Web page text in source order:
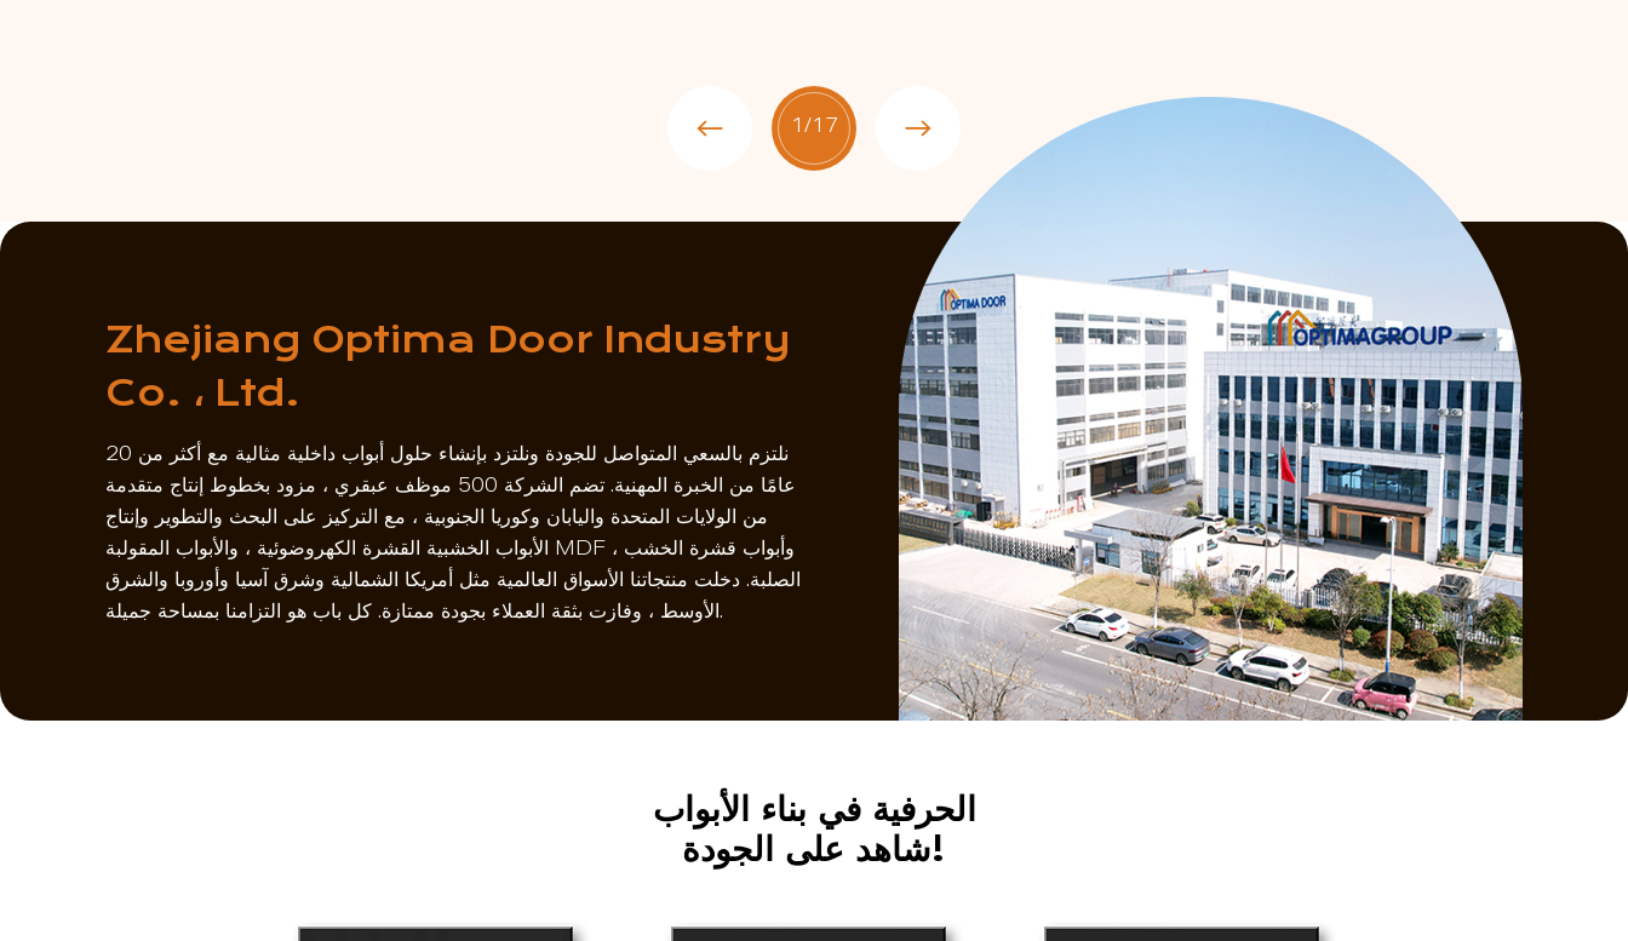
1 /17
Zhejiang Optima Door Industry
Co. ، Ltd.
نلتزم بالسعي المتواصل للجودة ونلتزد بإنشاء حلول أبواب داخلية مثالية مع أكثر من 20
عامًا من الخبرة المهنية. تضم الشركة 500 موظف عبقري ، مزود بخطوط إنتاج متقدمة
من الولايات المتحدة واليابان وكوريا الجنوبية ، مع التركيز على البحث والتطوير وإنتاج
الأبواب الخشبية القشرة الكهروضوئية ، والأبواب المقولبة MDF ، وأبواب قشرة الخشب
الصلبة. دخلت منتجاتنا الأسواق العالمية مثل أمريكا الشمالية وشرق آسيا وأوروبا والشرق
الأوسط ، وفازت بثقة العملاء بجودة ممتازة. كل باب هو التزامنا بمساحة جميلة.
الحرفية في بناء الأبواب
شاهد على الجودة!